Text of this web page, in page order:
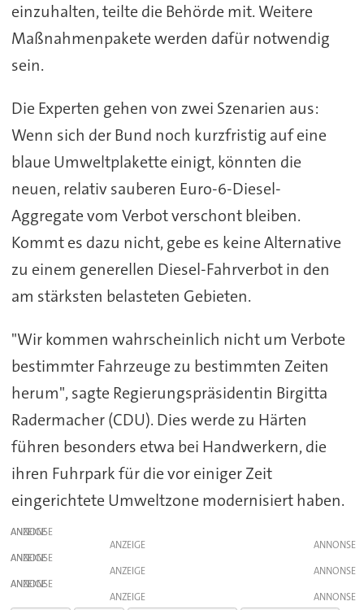
einzuhalten, teilte die Behörde mit. Weitere
Maßnahmenpakete werden dafür notwendig
sein.
Die Experten gehen von zwei Szenarien aus:
Wenn sich der Bund noch kurzfristig auf eine
blaue Umweltplakette einigt, könnten die
neuen, relativ sauberen Euro-6-Diesel-
Aggregate vom Verbot verschont bleiben.
Kommt es dazu nicht, gebe es keine Alternative
zu einem generellen Diesel-Fahrverbot in den
am stärksten belasteten Gebieten.
"Wir kommen wahrscheinlich nicht um Verbote
bestimmter Fahrzeuge zu bestimmten Zeiten
herum", sagte Regierungspräsidentin Birgitta
Radermacher (CDU). Dies werde zu Härten
führen besonders etwa bei Handwerkern, die
ihren Fuhrpark für die vor einiger Zeit
eingerichtete Umweltzone modernisiert haben.
ANZEIGE
ANZEIGE
ANZEIGE
ANZEIGE
ANZEIGE
ANZEIGE